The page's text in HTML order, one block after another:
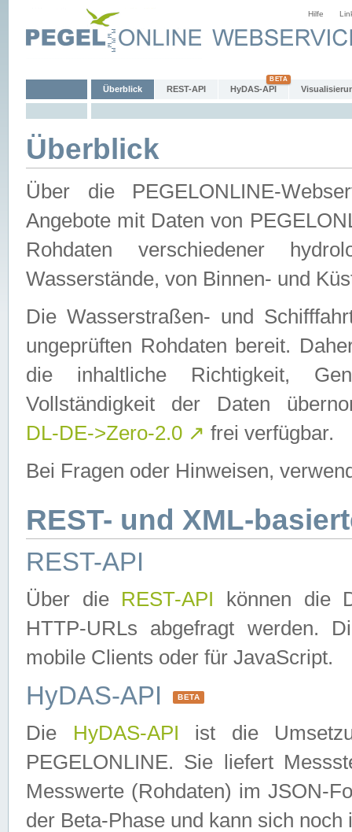
Hilfe
Überblick REST-API HyDAS-API
Überblick
Über die PEGELONLINE-
Angebote mit Daten von
Rohdaten verschiedener
Wasserstände, von Binnen- und
Die Wasserstraßen- und
ungeprüften Rohdaten bereit.
die inhaltliche Richtigkeit,
Vollständigkeit der Daten
DL-DE->Zero-2.0 ↗ frei verfügbar.
Bei Fragen oder Hinweisen,
REST- und XML-
REST-API
Über die REST-API können die
HTTP-URLs abgefragt werden.
mobile Clients oder für JavaScript.
HyDAS-API BETA
Die HyDAS-API ist die
PEGELONLINE. Sie liefert
Messwerte (Rohdaten) im JSON-
der Beta-Phase und kann sich noch